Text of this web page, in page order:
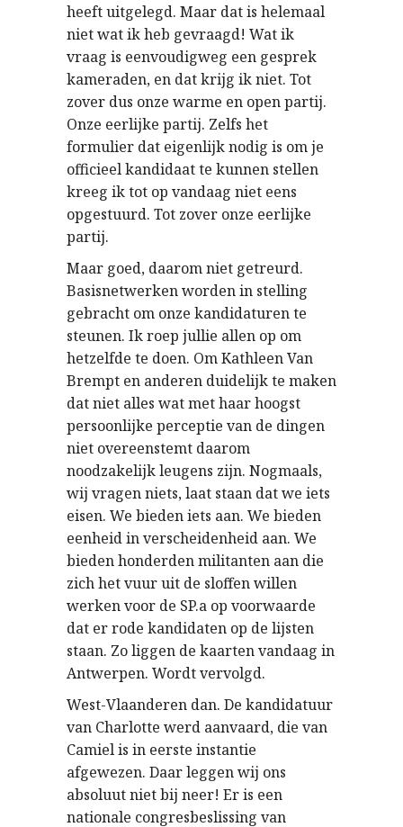
heeft uitgelegd. Maar dat is helemaal
niet wat ik heb gevraagd! Wat ik
vraag is eenvoudigweg een gesprek
kameraden, en dat krijg ik niet. Tot
zover dus onze warme en open partij.
Onze eerlijke partij. Zelfs het
formulier dat eigenlijk nodig is om je
officieel kandidaat te kunnen stellen
kreeg ik tot op vandaag niet eens
opgestuurd. Tot zover onze eerlijke
partij.
Maar goed, daarom niet getreurd.
Basisnetwerken worden in stelling
gebracht om onze kandidaturen te
steunen. Ik roep jullie allen op om
hetzelfde te doen. Om Kathleen Van
Brempt en anderen duidelijk te maken
dat niet alles wat met haar hoogst
persoonlijke perceptie van de dingen
niet overeenstemt daarom
noodzakelijk leugens zijn. Nogmaals,
wij vragen niets, laat staan dat we iets
eisen. We bieden iets aan. We bieden
eenheid in verscheidenheid aan. We
bieden honderden militanten aan die
zich het vuur uit de sloffen willen
werken voor de SP.a op voorwaarde
dat er rode kandidaten op de lijsten
staan. Zo liggen de kaarten vandaag in
Antwerpen. Wordt vervolgd.
West-Vlaanderen dan. De kandidatuur
van Charlotte werd aanvaard, die van
Camiel is in eerste instantie
afgewezen. Daar leggen wij ons
absoluut niet bij neer! Er is een
nationale congresbeslissing van